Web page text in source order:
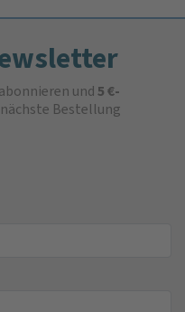
und5 €-
Bestellung